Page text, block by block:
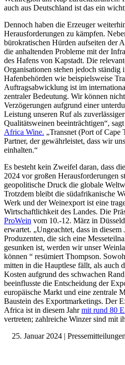
auch aus Deutschland ist das ein
Dennoch haben die Erzeuger
Herausforderungen zu kämpfen.
bürokratischen Hürden aufseiten der
die anhaltenden Probleme mit der
des Hafens von Kapstadt. Die
Organisationen stehen jedoch
Hafenbehörden wie beispielsweise
Auftragsabwicklung ist im
zentraler Bedeutung. Wir können nicht
Verzögerungen aufgrund einer
Leistung unseren Ruf als
Qualitätsweinen beeinträchtigen“,
Africa Wine. „Transnet (Port of Cape
Partner, der gewährleistet, dass wir
einhalten.“
Es besteht kein Zweifel daran, dass
2024 vor großen Herausforderungen
geopolitische Druck die globale
Trotzdem bleibt die südafrikanische
Werk und der Weinexport ist eine
Wirtschaftlichkeit des Landes. Die
ProWein vom 10.-12. März in
erwartet. „Ungeachtet, dass in diesem
Produzenten, die sich eine
gesunken ist, werden wir unser
können “ resümiert Thompson.
mitten in die Hauptlese fällt, als auch
Kosten aufgrund des schwachen
beeinflusste die Entscheidung der
europäische Markt und eine zentrale
Baustein des Exportmarketings. Der
Africa ist in diesem Jahrmit rund 80
vertreten; zahlreiche Winzer sind mit
Januar 2024 |